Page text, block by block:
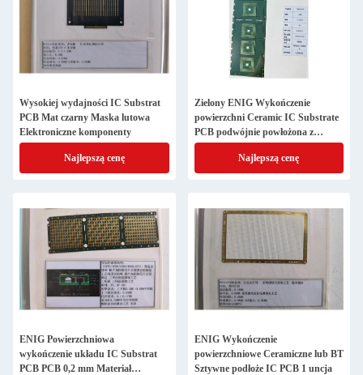
Wysokiej wydajności IC Substrat
PCB Mat czarny Maska lutowa
Elektroniczne komponenty
Najlepszą cenę
Zielony ENIG Wykończenie
powierzchni Ceramic IC Substrate
PCB podwójnie powłożona z
śladami 0,1 mm
Najlepszą cenę
ENIG Powierzchniowa
wykończenie układu IC Substrat
PCB PCB 0,2 mm Materiał
ENIG Wykończenie
powierzchniowe Ceramiczne lub BT
Sztywne podłoże IC PCB 1 uncja